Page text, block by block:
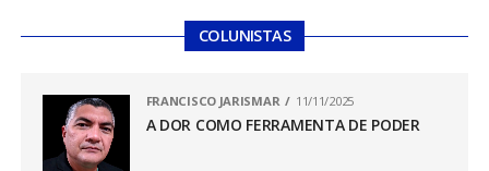
COLUNISTAS
FRANCISCO JARISMAR 11/11/2025
A DOR COMO FERRAMENTA DE PODER